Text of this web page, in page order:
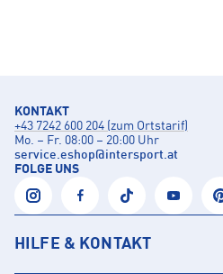
KONTAKT
+43 7242 600 204 (zum Ortstarif)
Mo. – Fr. 08:00 – 20:00 Uhr
service.eshop@intersport.at
FOLGE UNS
HILFE & KONTAKT